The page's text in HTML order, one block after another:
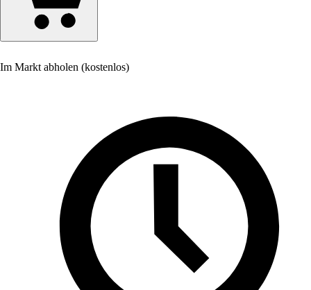
Im Markt abholen (kostenlos)